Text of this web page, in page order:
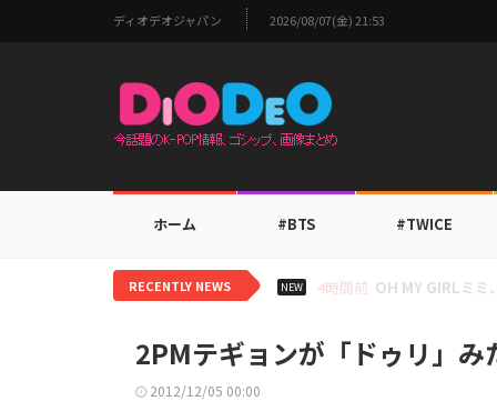
ディオデオジャパン 2026/08/07(金) 21:53
ホーム #BTS #TWICE
RECENTLY NEWS NEW 6時間前 BTS V、ワールド
2PMテギョンが「ドゥリ」
2012/12/05 00:00